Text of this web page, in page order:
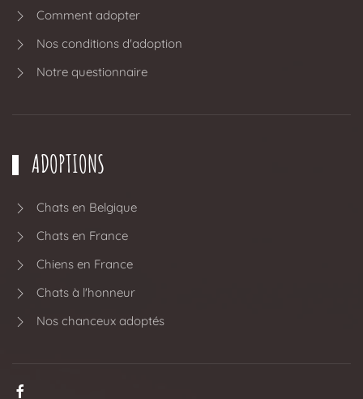
Comment adopter
Nos conditions d'adoption
Notre questionnaire
ADOPTIONS
Chats en Belgique
Chats en France
Chiens en France
Chats à l'honneur
Nos chanceux adoptés